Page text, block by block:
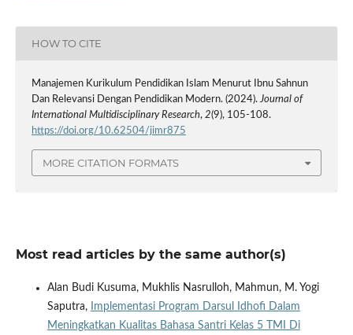
HOW TO CITE
Manajemen Kurikulum Pendidikan Islam Menurut Ibnu Sahnun
Dan Relevansi Dengan Pendidikan Modern. (2024).Journal of
International Multidisciplinary Research, 2(9), 105-108.
https://doi.org/10.62504/jimr875
MORE CITATION FORMATS
Most read articles by the same author(s)
Alan Budi Kusuma, Mukhlis Nasrulloh, Mahmun, M. Yogi
Saputra,
Implementasi Program Darsul Idhofi Dalam
Meningkatkan Kualitas Bahasa Santri Kelas 5 TMI Di